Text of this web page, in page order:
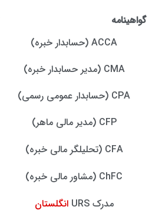
گواهینامه
ACCA (حسابدار خبره)
CMA (مدیر حسابدار خبره)
CPA (حسابدار عمومی رسمی)
CFP (مدیر مالی ماهر)
CFA (تحلیلگر مالی خبره)
ChFC (مشاور مالی خبره)
مدرک URS
انگلستان